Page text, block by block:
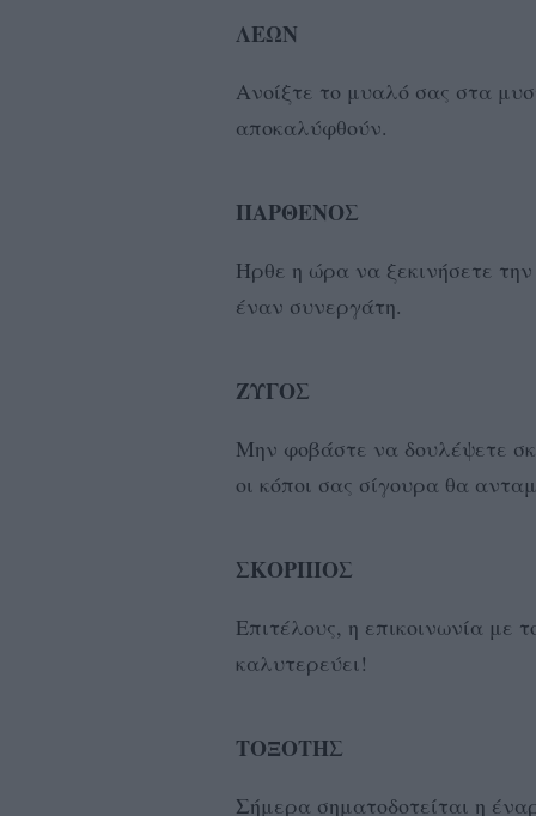
ΛΕΩΝ
Ανοίξτε το μυαλό σας στα
αποκαλύφθούν.
ΠΑΡΘΕΝΟΣ
Ήρθε η ώρα να ξεκινήσετε
έναν συνεργάτη.
ΖΥΓΟΣ
Μην φοβάστε να δουλέψετε
οι κόποι σας σίγουρα θα
ΣΚΟΡΠΙΟΣ
Επιτέλους, η επικοινωνία με
καλυτερεύει!
ΤΟΞΟΤΗΣ
Σήμερα σηματοδοτείται η